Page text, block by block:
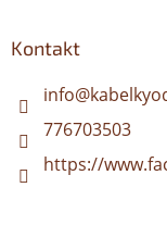
Kontakt
info@
776703503
https://